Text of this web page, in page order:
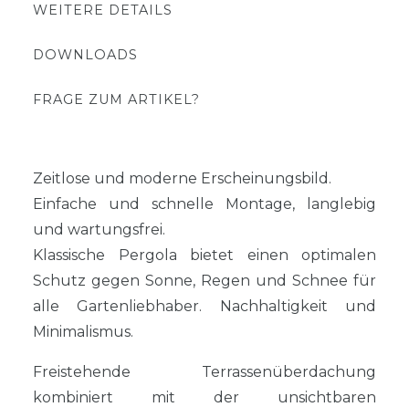
WEITERE DETAILS
DOWNLOADS
FRAGE ZUM ARTIKEL?
Zeitlose und moderne Erscheinungsbild.
Einfache und schnelle Montage, langlebig
und wartungsfrei.
Klassische Pergola bietet einen optimalen
Schutz gegen Sonne, Regen und Schnee für
alle Gartenliebhaber. Nachhaltigkeit und
Minimalismus.
Freistehende Terrassenüberdachung
kombiniert mit der unsichtbaren